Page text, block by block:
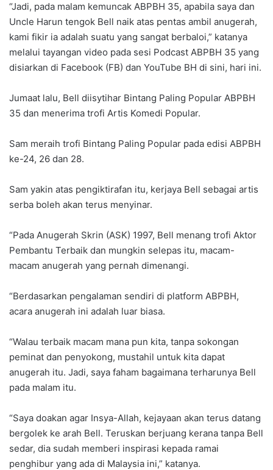
“Jadi, pada malam kemuncak ABPBH 35, apabila saya dan
Uncle Harun tengok Bell naik atas pentas ambil anugerah,
kami fikir ia adalah suatu yang sangat berbaloi,” katanya
melalui tayangan video pada sesi Podcast ABPBH 35 yang
disiarkan di Facebook (FB) dan YouTube BH di sini, hari ini.
Jumaat lalu, Bell diisytihar Bintang Paling Popular ABPBH
35 dan menerima trofi Artis Komedi Popular.
Sam meraih trofi Bintang Paling Popular pada edisi ABPBH
ke-24, 26 dan 28.
Sam yakin atas pengiktirafan itu, kerjaya Bell sebagai artis
serba boleh akan terus menyinar.
“Pada Anugerah Skrin (ASK) 1997, Bell menang trofi Aktor
Pembantu Terbaik dan mungkin selepas itu, macam-
macam anugerah yang pernah dimenangi.
“Berdasarkan pengalaman sendiri di platform ABPBH,
acara anugerah ini adalah luar biasa.
“Walau terbaik macam mana pun kita, tanpa sokongan
peminat dan penyokong, mustahil untuk kita dapat
anugerah itu. Jadi, saya faham bagaimana terharunya Bell
pada malam itu.
“Saya doakan agar Insya-Allah, kejayaan akan terus datang
bergolek ke arah Bell. Teruskan berjuang kerana tanpa Bell
sedar, dia sudah memberi inspirasi kepada ramai
penghibur yang ada di Malaysia ini,” katanya.